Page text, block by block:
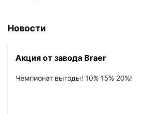
Новости
Акция от завода Braer
Чемпионат выгоды! 10% 15% 20%!